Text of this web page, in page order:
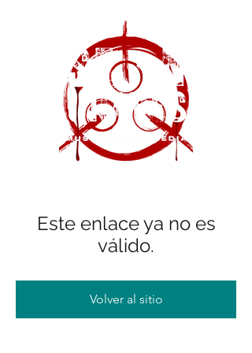
Este enlace ya no es
válido.
Volver al sitio